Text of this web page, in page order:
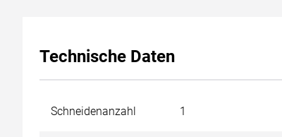
Technische Daten
Schneidenanzahl 1